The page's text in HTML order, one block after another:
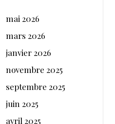
mai 2026
mars 2026
janvier 2026
novembre 2025
septembre 2025
juin 2025
avril 2025